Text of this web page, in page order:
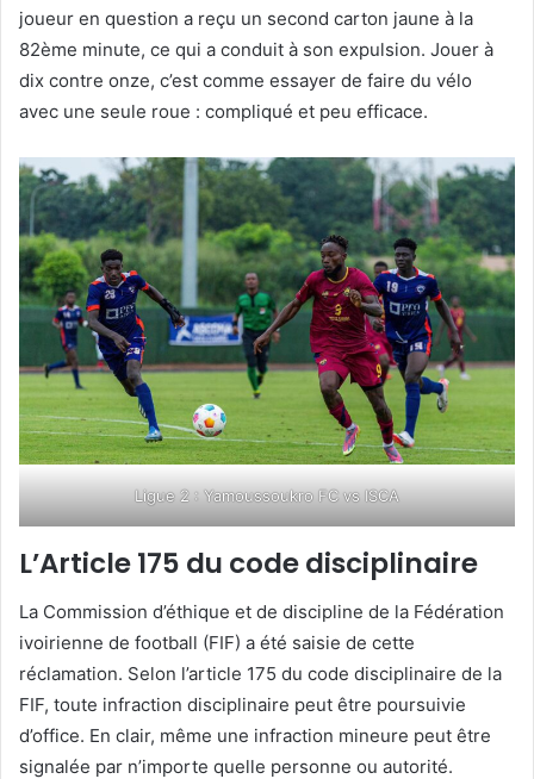
joueur en question a reçu un second carton jaune à la
82ème minute, ce qui a conduit à son expulsion. Jouer à
dix contre onze, c’est comme essayer de faire du vélo
avec une seule roue : compliqué et peu efficace.
Ligue 2 : Yamoussoukro FC vs ISCA
L’Article 175 du code disciplinaire
La Commission d’éthique et de discipline de la Fédération
ivoirienne de football (FIF) a été saisie de cette
réclamation. Selon l’article 175 du code disciplinaire de la
FIF, toute infraction disciplinaire peut être poursuivie
d’office. En clair, même une infraction mineure peut être
signalée par n’importe quelle personne ou autorité.